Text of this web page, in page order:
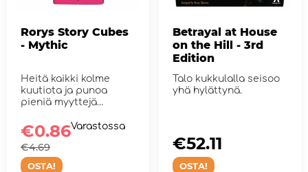
Rorys Story Cubes
- Mythic
Heitä kaikki kolme
kuutiota ja punoa
pieniä myyttejä
OSTA!
€4.69
€0.86Varastossa
Betrayal at House
on the Hill - 3rd
Edition
Talo kukkulalla seisoo
yhä hylättynä.
OSTA!
€52.11